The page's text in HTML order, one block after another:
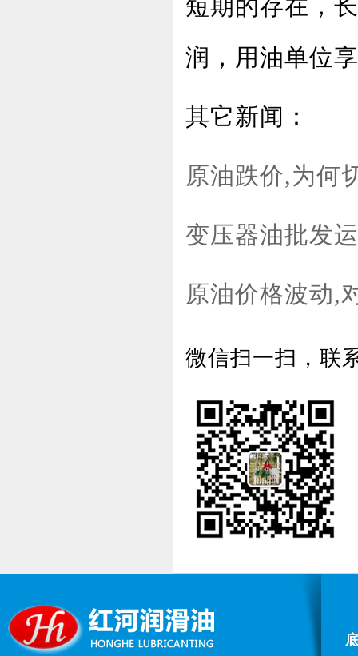
短期的存在，
润，用油单位
其它新闻：
原油跌价,为何
变压器油批发
原油价格波动,
微信扫一扫，联